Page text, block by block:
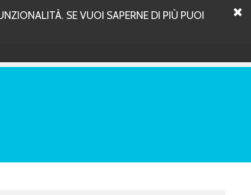
SE VUOI SAPERNE DI PIÙ PUOI